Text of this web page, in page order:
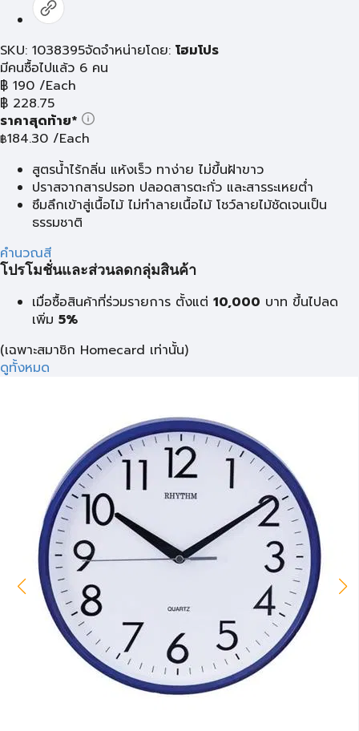
SKU: 1038395จัดจำหน่ายโดย: โฮมโปร
มีคนซื้อไปแล้ว 6 คน
฿ 190 /Each
฿ 228.75
ราคาสุดท้าย*
฿184.30 /Each
สูตรน้ำไร้กลิ่น แห้งเร็ว ทาง่าย ไม่ขึ้นฝ้าขาว
ปราสจากสารปรอท ปลอดสารตะกั่ว และสารระเหยต่ำ
ซึมลึกเข้าสู่เนื้อไม้ ไม่ทำลายเนื้อไม้ โชว์ลายไม้ชัดเจนเป็น
ธรรมชาติ
คำนวณสี
โปรโมชั่นและส่วนลดกลุ่มสินค้า
เมื่อซื้อสินค้าที่ร่วมรายการ ตั้งแต่ 10,000 บาท ขึ้นไปลด
เพิ่ม 5%
(เฉพาะสมาชิก Homecard เท่านั้น)
ดูทั้งหมด